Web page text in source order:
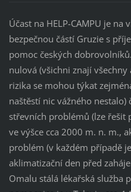
Účast na HELP-CAMPU je
bezpečnou částí Gruzie s
pomoc českých
nulová (všichni znají
rizika se mohou týkat
naštěstí nic vážného
střevních problémů (lze řešit
ve výšce cca 2000 m. n. m.,
problém (v každém případě
aklimatizační den před
Omalu stálá lékařská služba